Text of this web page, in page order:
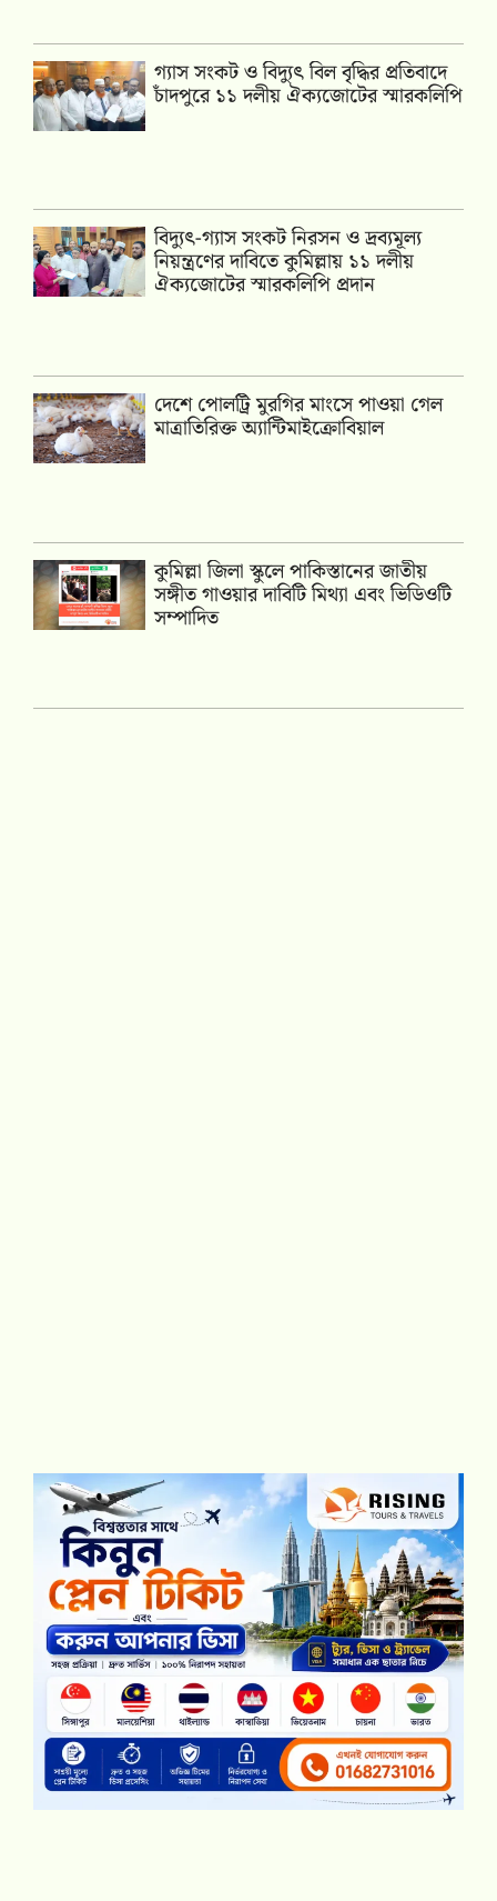
গ্যাস সংকট ও বিদ্যুৎ বিল বৃদ্ধির প্রতিবাদে
চাঁদপুরে ১১ দলীয় ঐক্যজোটের স্মারকলিপি
‎বিদ্যুৎ-গ্যাস সংকট নিরসন ও দ্রব্যমূল্য
নিয়ন্ত্রণের দাবিতে কুমিল্লায় ১১ দলীয়
ঐক‍্যজোটের স্মারকলিপি প্রদান
দেশে পোলট্রি মুরগির মাংসে পাওয়া গেল
মাত্রাতিরিক্ত অ্যান্টিমাইক্রোবিয়াল
কুমিল্লা জিলা স্কুলে পাকিস্তানের জাতীয়
সঙ্গীত গাওয়ার দাবিটি মিথ্যা এবং ভিডিওটি
সম্পাদিত